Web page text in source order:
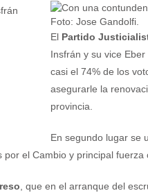
Foto: Jose Gandolfi.
El Partido
Insfrán y su vice
casi el 74% de los
asegurarle la
provincia.
En segundo lugar se
por el Cambio y principal
, que en el arranque del